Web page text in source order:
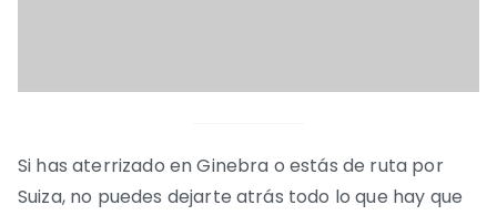
Si has aterrizado en Ginebra o estás de ruta por
Suiza, no puedes dejarte atrás todo lo que hay que